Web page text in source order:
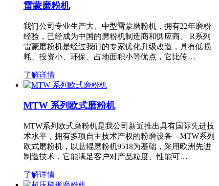
雷蒙磨粉机
我们公司专业生产大、中型雷蒙磨粉机，拥有22年磨粉
经验，已经成为中国的磨粉机制造商和供应商。 R系列
雷蒙磨粉机是经过我们的专家优化升级改造，具有低损
耗、投资小、环保、占地面积小等优点，它比传…
了解详情
MTW 系列欧式磨粉机
MTW系列欧式磨粉机是我公司新近推出具有国际先进技
术水平，拥有多项自主技术产权的粉磨设备—MTW系列
欧式磨粉机，以悬辊磨粉机9518为基础，采用欧洲先进
制造技术，它能满足客户对产品粒度、性能可…
了解详情